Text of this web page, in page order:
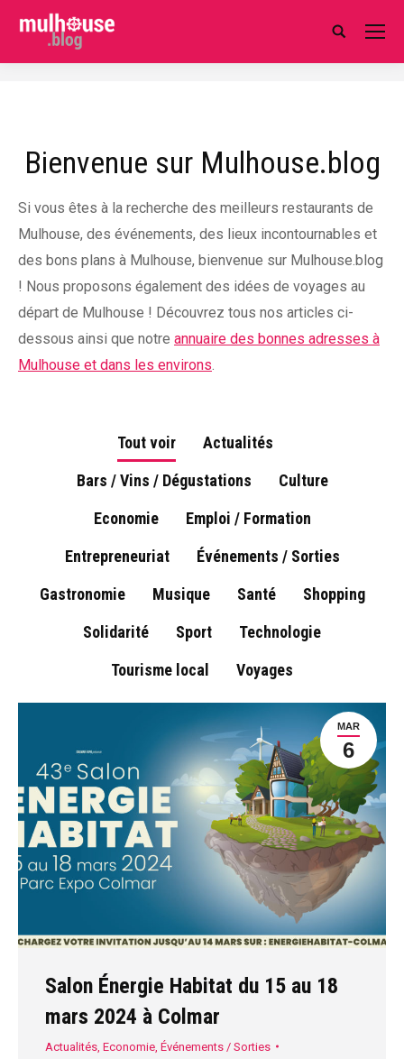
Search:
Bienvenue sur Mulhouse.blog
Si vous êtes à la recherche des meilleurs restaurants de
Mulhouse, des événements, des lieux incontournables et
des bons plans à Mulhouse, bienvenue sur Mulhouse.blog
! Nous proposons également des idées de voyages au
départ de Mulhouse ! Découvrez tous nos articles ci-
dessous ainsi que notre annuaire des bonnes adresses à
Mulhouse et dans les environs.
Tout voir
Actualités
Bars / Vins / Dégustations
Culture
Economie
Emploi / Formation
Entrepreneuriat
Événements / Sorties
Gastronomie
Musique Santé
Shopping
Solidarité
Sport
Technologie
Tourisme local
Voyages
MAR
6
Salon Énergie Habitat du 15 au 18
mars 2024 à Colmar
Actualités Economie Événements / Sorties